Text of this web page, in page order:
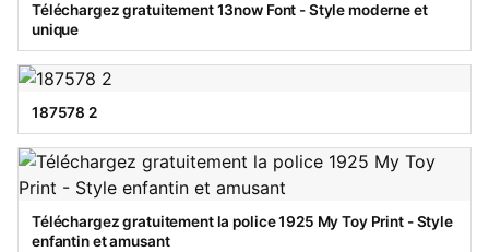
Téléchargez gratuitement 13now Font - Style moderne et
unique
187578 2
Téléchargez gratuitement la police 1925 My Toy Print - Style
enfantin et amusant